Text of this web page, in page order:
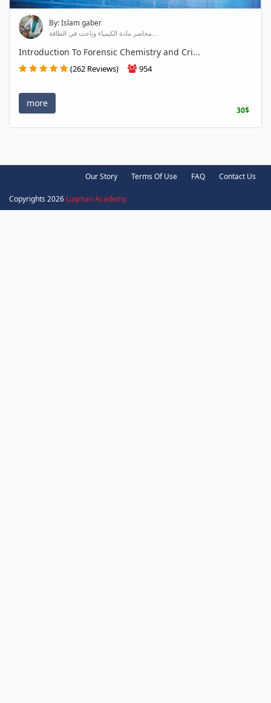
By: Islam gaber
محاضر مادة الكيمياء وباحث في الطاقة...
Introduction To Forensic Chemistry and Cri...
(262 Reviews) 954
more
30$
Our Story Terms Of Use FAQ Contact Us
Copyrights 2026 Luqman Academy